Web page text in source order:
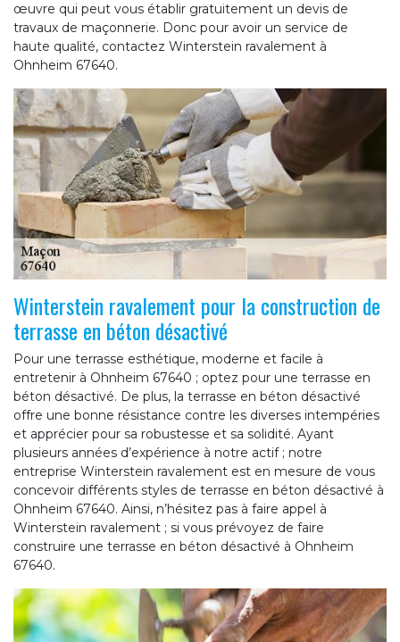
œuvre qui peut vous établir gratuitement un devis de
travaux de maçonnerie. Donc pour avoir un service de
haute qualité, contactez Winterstein ravalement à
Ohnheim 67640.
Winterstein ravalement pour la construction de
terrasse en béton désactivé
Pour une terrasse esthétique, moderne et facile à
entretenir à Ohnheim 67640 ; optez pour une terrasse en
béton désactivé. De plus, la terrasse en béton désactivé
offre une bonne résistance contre les diverses intempéries
et apprécier pour sa robustesse et sa solidité. Ayant
plusieurs années d’expérience à notre actif ; notre
entreprise Winterstein ravalement est en mesure de vous
concevoir différents styles de terrasse en béton désactivé à
Ohnheim 67640. Ainsi, n’hésitez pas à faire appel à
Winterstein ravalement ; si vous prévoyez de faire
construire une terrasse en béton désactivé à Ohnheim
67640.